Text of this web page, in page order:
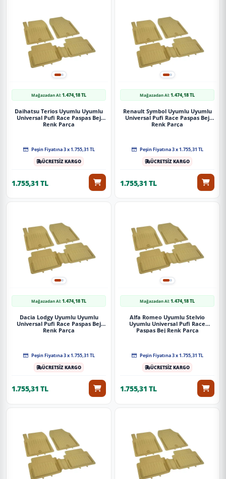
Mağazadan Al:1.474,18 TL
Daihatsu Terios Uyumlu Uyumlu
Universal Pufi Race Paspas Bej
Renk Parça
Peşin Fiyatına 3 x 1.755,31 TL
ÜCRETSİZ KARGO
1.755,31 TL
Mağazadan Al:1.474,18 TL
Renault Symbol Uyumlu Uyumlu
Universal Pufi Race Paspas Bej
Renk Parça
Peşin Fiyatına 3 x 1.755,31 TL
ÜCRETSİZ KARGO
1.755,31 TL
Mağazadan Al:1.474,18 TL
Dacia Lodgy Uyumlu Uyumlu
Universal Pufi Race Paspas Bej
Renk Parça
Peşin Fiyatına 3 x 1.755,31 TL
ÜCRETSİZ KARGO
1.755,31 TL
Mağazadan Al:1.474,18 TL
Alfa Romeo Uyumlu Stelvio
Uyumlu Universal Pufi Race
Paspas Bej Renk Parça
Peşin Fiyatına 3 x 1.755,31 TL
ÜCRETSİZ KARGO
1.755,31 TL